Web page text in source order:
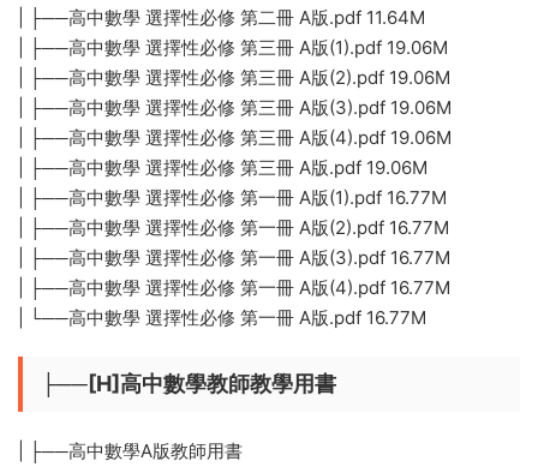
| ├──高中數學 選擇性必修 第二冊 A版.pdf 11.64M
| ├──高中數學 選擇性必修 第三冊 A版(1).pdf 19.06M
| ├──高中數學 選擇性必修 第三冊 A版(2).pdf 19.06M
| ├──高中數學 選擇性必修 第三冊 A版(3).pdf 19.06M
| ├──高中數學 選擇性必修 第三冊 A版(4).pdf 19.06M
| ├──高中數學 選擇性必修 第三冊 A版.pdf 19.06M
| ├──高中數學 選擇性必修 第一冊 A版(1).pdf 16.77M
| ├──高中數學 選擇性必修 第一冊 A版(2).pdf 16.77M
| ├──高中數學 選擇性必修 第一冊 A版(3).pdf 16.77M
| ├──高中數學 選擇性必修 第一冊 A版(4).pdf 16.77M
| └──高中數學 選擇性必修 第一冊 A版.pdf 16.77M
├──[H]高中數學教師教學用書
| ├──高中數學A版教師用書